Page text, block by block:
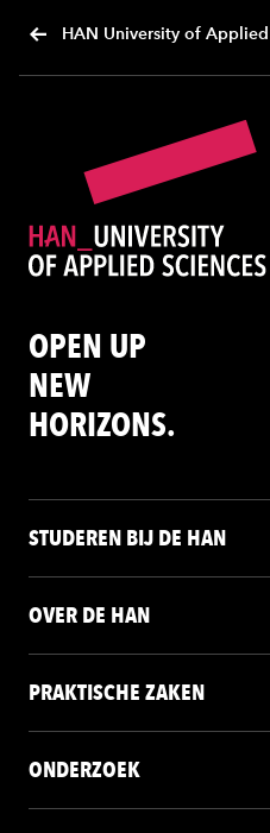
HAN University of
OPEN UP
NEW
HORIZONS.
STUDEREN BIJ DE HAN
OVER DE HAN
PRAKTISCHE ZAKEN
ONDERZOEK